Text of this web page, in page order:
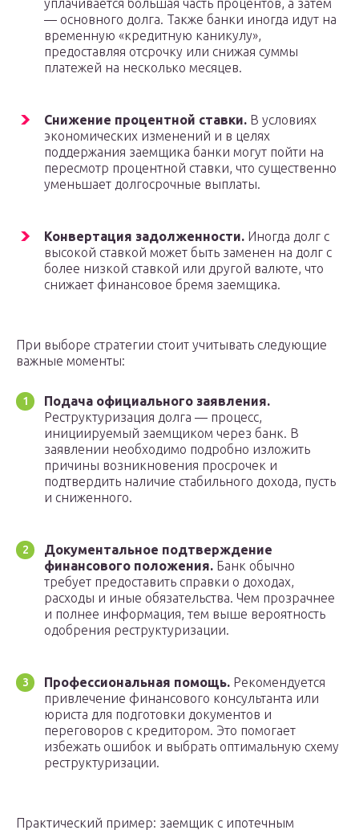
уплачивается большая часть процентов, а затем
— основного долга. Также банки иногда идут на
временную «кредитную каникулу»,
предоставляя отсрочку или снижая суммы
платежей на несколько месяцев.
Снижение процентной ставки. В условиях
экономических изменений и в целях
поддержания заемщика банки могут пойти на
пересмотр процентной ставки, что существенно
уменьшает долгосрочные выплаты.
Конвертация задолженности. Иногда долг с
высокой ставкой может быть заменен на долг с
более низкой ставкой или другой валюте, что
снижает финансовое бремя заемщика.
При выборе стратегии стоит учитывать следующие
важные моменты:
Подача официального заявления.
Реструктуризация долга — процесс,
инициируемый заемщиком через банк. В
заявлении необходимо подробно изложить
причины возникновения просрочек и
подтвердить наличие стабильного дохода, пусть
и сниженного.
Документальное подтверждение
финансового положения. Банк обычно
требует предоставить справки о доходах,
расходы и иные обязательства. Чем прозрачнее
и полнее информация, тем выше вероятность
одобрения реструктуризации.
Профессиональная помощь. Рекомендуется
привлечение финансового консультанта или
юриста для подготовки документов и
переговоров с кредитором. Это помогает
избежать ошибок и выбрать оптимальную схему
реструктуризации.
Практический пример: заемщик с ипотечным